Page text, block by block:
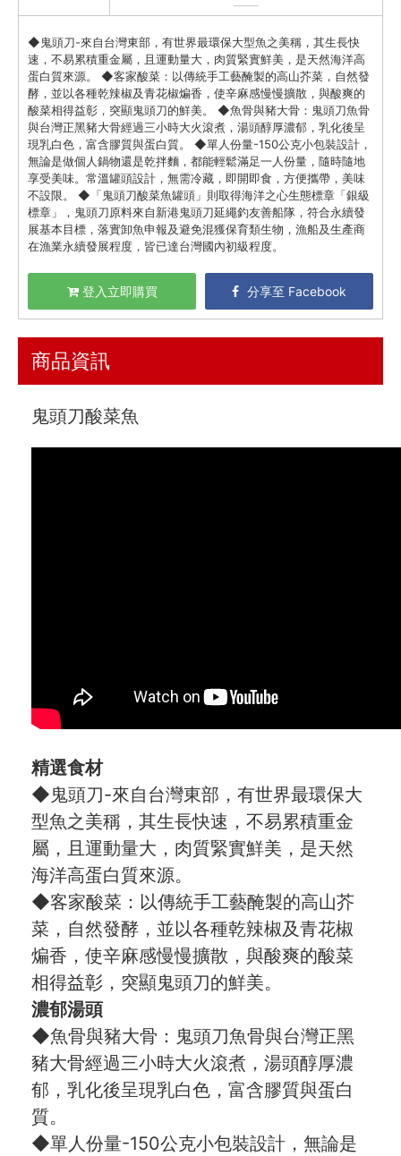
◆鬼頭刀-來自台灣東部，有世界最環保大型魚之美稱，其生長快
速，不易累積重金屬，且運動量大，肉質緊實鮮美，是天然海洋高
蛋白質來源。 ◆客家酸菜：以傳統手工藝醃製的高山芥菜，自然發
酵，並以各種乾辣椒及青花椒煸香，使辛麻感慢慢擴散，與酸爽的
酸菜相得益彰，突顯鬼頭刀的鮮美。 ◆魚骨與豬大骨：鬼頭刀魚骨
與台灣正黑豬大骨經過三小時大火滾煮，湯頭醇厚濃郁，乳化後呈
現乳白色，富含膠質與蛋白質。 ◆單人份量-150公克小包裝設計，
無論是做個人鍋物還是乾拌麵，都能輕鬆滿足一人份量，隨時隨地
享受美味。常溫罐頭設計，無需冷藏，即開即食，方便攜帶，美味
不設限。 ◆「鬼頭刀酸菜魚罐頭」則取得海洋之心生態標章「銀級
標章」，鬼頭刀原料來自新港鬼頭刀延繩釣友善船隊，符合永續發
展基本目標，落實卸魚申報及避免混獲保育類生物，漁船及生產商
在漁業永續發展程度，皆已達台灣國內初級程度。
登入立即購買 分享至 Facebook
商品資訊
鬼頭刀酸菜魚
精選食材
◆鬼頭刀-來自台灣東部，有世界最環保大
型魚之美稱，其生長快速，不易累積重金
屬，且運動量大，肉質緊實鮮美，是天然
海洋高蛋白質來源。
◆客家酸菜：以傳統手工藝醃製的高山芥
菜，自然發酵，並以各種乾辣椒及青花椒
煸香，使辛麻感慢慢擴散，與酸爽的酸菜
相得益彰，突顯鬼頭刀的鮮美。
濃郁湯頭
◆魚骨與豬大骨：鬼頭刀魚骨與台灣正黑
豬大骨經過三小時大火滾煮，湯頭醇厚濃
郁，乳化後呈現乳白色，富含膠質與蛋白
質。
◆單人份量-150公克小包裝設計，無論是